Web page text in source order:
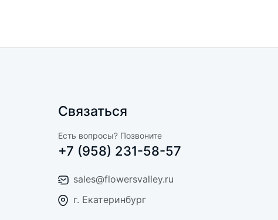
Связаться
Есть вопросы? Позвоните
+7 (958) 231-58-57
sales@flowersvalley.ru
г. Екатеринбург